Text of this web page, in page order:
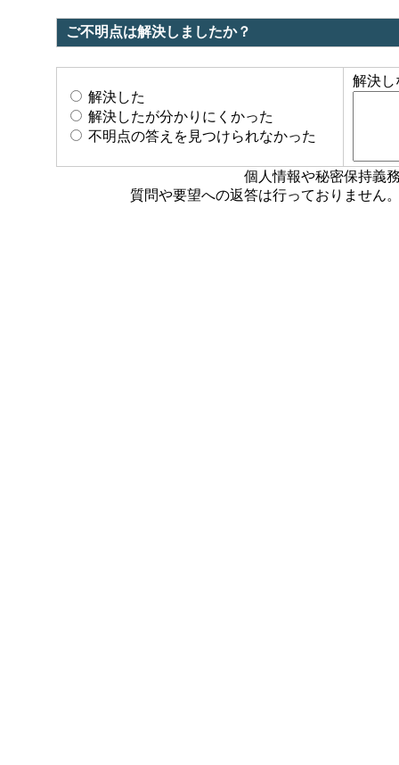
ご不明点は解決しましたか？
解決した
解決したが分かりにくかった
不明点の答えを見つけられなかった
解決し
個人情報や秘密保持義
質問や要望への返答は行っておりません